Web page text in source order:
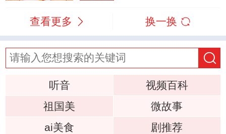
查看更多 换一换
听音
视频百科
祖国美
微故事
ai美食
剧推荐